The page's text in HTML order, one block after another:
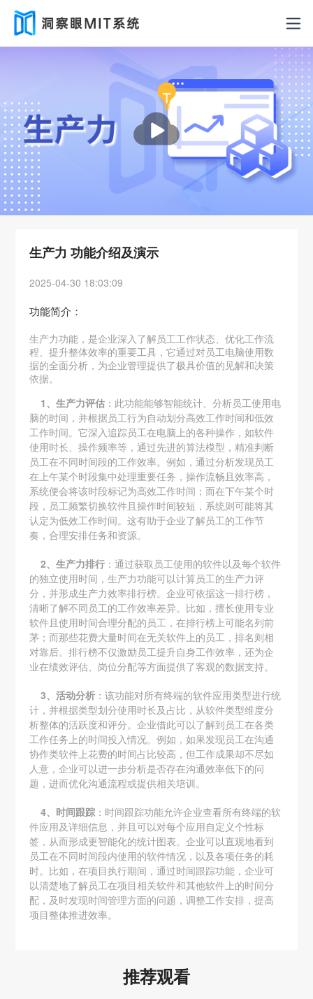
放
生产力 功能介绍及演示
2025-04-30 18:03:09
功能简介：
生产力功能，是企业深入了解员工工作状态、优化工作流
程、提升整体效率的重要工具，它通过对员工电脑使用数
据的全面分析，为企业管理提供了极具价值的见解和决策
依据。
1、生产力评估 ：此功能能够智能统计、分析员工使用电
脑的时间，并根据员工行为自动划分高效工作时间和低效
工作时间。它深入追踪员工在电脑上的各种操作，如软件
使用时长、操作频率等，通过先进的算法模型，精准判断
员工在不同时间段的工作效率。例如，通过分析发现员工
在上午某个时段集中处理重要任务，操作流畅且效率高，
系统便会将该时段标记为高效工作时间；而在下午某个时
段，员工频繁切换软件且操作时间较短，系统则可能将其
认定为低效工作时间。这有助于企业了解员工的工作节
奏，合理安排任务和资源。
2、生产力排行 ：通过获取员工使用的软件以及每个软件
的独立使用时间，生产力功能可以计算员工的生产力评
分，并形成生产力效率排行榜。企业可依据这一排行榜，
清晰了解不同员工的工作效率差异。比如，擅长使用专业
软件且使用时间合理分配的员工，在排行榜上可能名列前
茅；而那些花费大量时间在无关软件上的员工，排名则相
对靠后。排行榜不仅激励员工提升自身工作效率，还为企
业在绩效评估、岗位分配等方面提供了客观的数据支持。
3、活动分析 ：该功能对所有终端的软件应用类型进行统
计，并根据类型划分使用时长及占比，从软件类型维度分
析整体的活跃度和评分。企业借此可以了解到员工在各类
工作任务上的时间投入情况。例如，如果发现员工在沟通
协作类软件上花费的时间占比较高，但工作成果却不尽如
人意，企业可以进一步分析是否存在沟通效率低下的问
题，进而优化沟通流程或提供相关培训。
4、时间跟踪 ：时间跟踪功能允许企业查看所有终端的软
件应用及详细信息，并且可以对每个应用自定义个性标
签，从而形成更智能化的统计图表。企业可以直观地看到
员工在不同时间段内使用的软件情况，以及各项任务的耗
时。比如，在项目执行期间，通过时间跟踪功能，企业可
以清楚地了解员工在项目相关软件和其他软件上的时间分
配，及时发现时间管理方面的问题，调整工作安排，提高
项目整体推进效率。
推荐观看